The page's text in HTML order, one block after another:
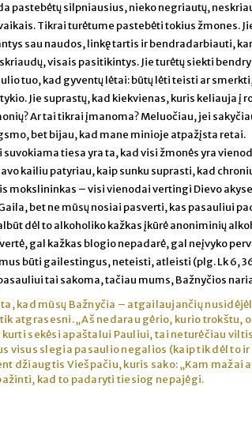
pastebėtų silpniausius, nieko negriautų,
Tikrai turėtume pastebėti tokius žmones.
sau naudos, linkę tartis ir bendradarbiauti,
visais pasitikintys. Jie turėtų siekti
tuo, kad gyventų lėtai: būtų lėti teisti ar
Jie suprastų, kad kiekvienas, kuris keliauja į
Ar tai tikrai įmanoma? Meluočiau, jei
bet bijau, kad mane minioje atpažįsta retai.
suvokiama tiesa yra ta, kad visi žmonės yra
kailiu patyriau, kaip sunku suprasti, kad
mokslininkas – visi vienodai vertingi Dievo
bet ne mūsų nosiai pasverti, kas pasauliui
dėl to alkoholiko kažkas įkūrė anoniminių
gal kažkas blogio nepadarė, gal neįvyko
būti gailestingus, neteisti, atleisti (plg. Lk 6,
pasauliui tai sakoma, tačiau mums, Bažnyčios
kad mūsų Bažnyčia – atgailaujančių
atgrasesni. „Aš nedarau gėrio, kurio trokštu,
sekėsi apaštalui Pauliui, tai neturėčiau
visus slegia pasaulio negalios (kaip tik dėl to
džiaugtis Viešpačiu, kuris sako: „Kam mažai
kad to padaryti tiesiog nepajėgi.